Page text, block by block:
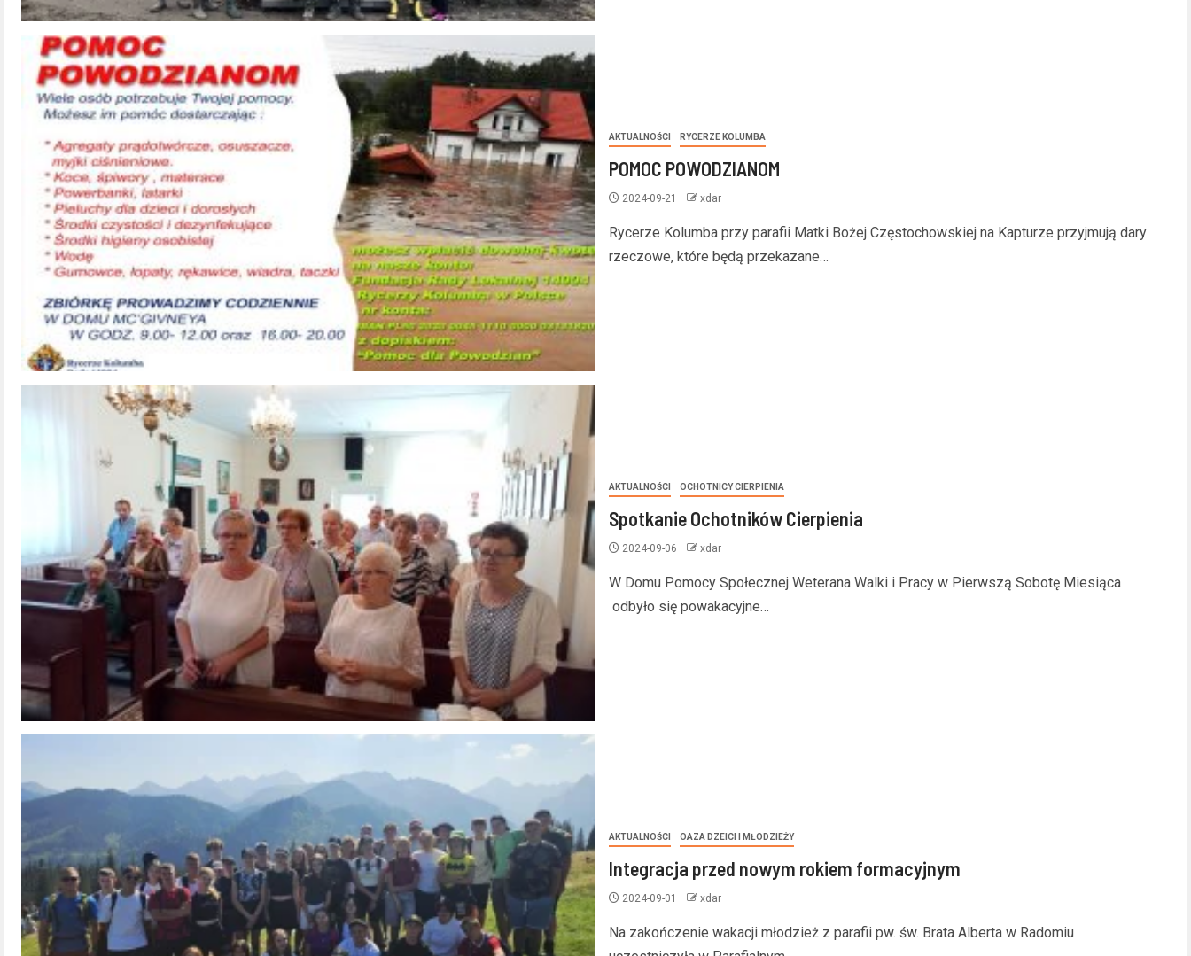
AKTUALNOŚCI RYCERZE KOLUMBA
POMOC POWODZIANOM
2024-09-21 xdar
Rycerze Kolumba przy parafii Matki Bożej Częstochowskiej na Kapturze przyjmują dary
rzeczowe, które będą przekazane…
AKTUALNOŚCI OCHOTNICY CIERPIENIA
Spotkanie Ochotników Cierpienia
2024-09-06 xdar
W Domu Pomocy Społecznej Weterana Walki i Pracy w Pierwszą Sobotę Miesiąca
odbyło się powakacyjne…
AKTUALNOŚCI OAZA DZEICI I MŁODZIEŻY
Integracja przed nowym rokiem formacyjnym
2024-09-01 xdar
Na zakończenie wakacji młodzież z parafii pw. św. Brata Alberta w Radomiu